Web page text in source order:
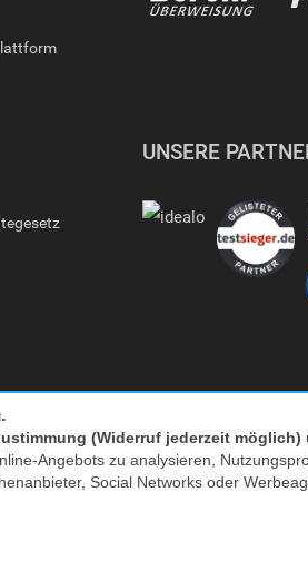
UNSERE
Facebook |twitter
(Widerruf jederzeit möglich)
Angebots zu analysieren,
Social Networks oder